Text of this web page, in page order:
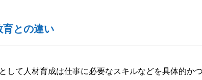
育との違い
して人材育成は仕事に必要なスキルなどを具体的か